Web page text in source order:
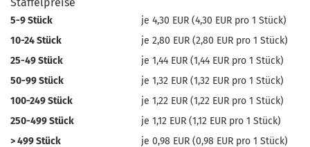
5-9 Stück
je 4,30 EUR (4,30 EUR pro 1 Stück)
10-24 Stück
je 2,80 EUR (2,80 EUR pro 1 Stück)
25-49 Stück
je 1,44 EUR (1,44 EUR pro 1 Stück)
50-99 Stück
je 1,32 EUR (1,32 EUR pro 1 Stück)
100-249 Stück
je 1,22 EUR (1,22 EUR pro 1 Stück)
250-499 Stück
je 1,12 EUR (1,12 EUR pro 1 Stück)
> 499 Stück
je 0,98 EUR (0,98 EUR pro 1 Stück)